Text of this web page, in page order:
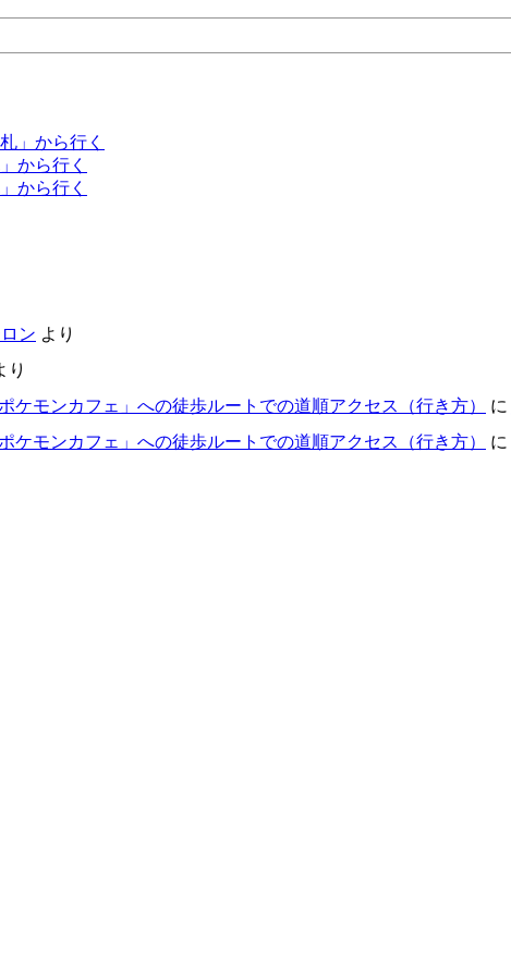
」から行く
から行く
から行く
ン より
り
モンカフェ」への徒歩ルートでの道順アクセス（行き方）
に
モンカフェ」への徒歩ルートでの道順アクセス（行き方）
に